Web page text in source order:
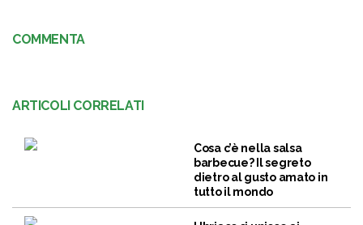
COMMENTA
ARTICOLI CORRELATI
Cosa c’è nella salsa
barbecue? Il segreto
dietro al gusto amato in
tutto il mondo